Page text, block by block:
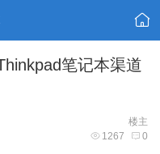
笔记本渠道
楼主
1267 0